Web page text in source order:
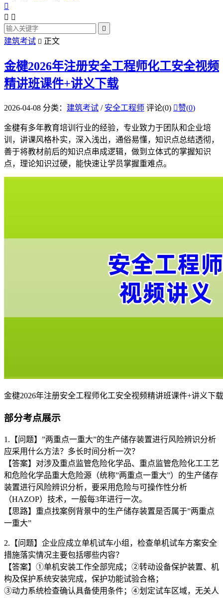

 

建筑考试  正文
金楗2026年注册安全工程师化工安全视频
精讲班课件+讲义下载
2026-04-08 分类： 建筑考试 / 安全工程师 评论(0) 赞(0)
金楗有多年教育培训行业的经验，专业致力于团队和企业培
训，讲课风格朴实，深入浅出，通俗易懂，知识点总结透彻，
善于将教材前后的知识点串成逻辑，做到立体式的掌握知识
点，理论知识过硬，能快速让学员掌握重难点。
金楗2026年注册安全工程师化工安全视频精讲班课件+讲义下载
部分考点展示
1.【问题】”两重点一重大”的生产储存装置进行风险辨识分析
应采用什么方法？多长时间分析一次？
【答案】对涉及重点监管危险化学品、重点监管危险化工工艺
和危险化学品重大危险源（统称”两重点一重大”）的生产储存
装置进行风险辨识分析，要采用危险与可操作性分析
（HAZOP）技术，一般每3年进行一次。
【思路】重点找案例背景中的生产储存装置是否属于”两重点
一重大”
2.【问题】企业应成立单机试车小组，检查单机试车方案安全
措施落实情况主要包括哪些内容？
【答案】①单机安装工作全部完成；②转动设备保护装置、机
构及保护系统安装完成，保护功能试验合格；
③动力系统检查确认具备使用条件；④划定试车区域，无关人